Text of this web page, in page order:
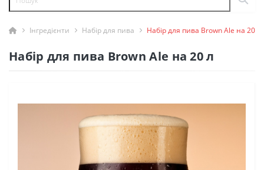
Інгредієнти Набір для пива Набір для пива Brown Ale на 20 л
Набір для пива Brown Ale на 20 л